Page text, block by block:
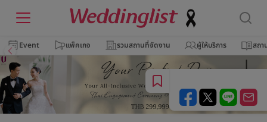
Event แพ็คเกจ รวมสถานที่จัดงาน ผู้ให้บริการ สถา